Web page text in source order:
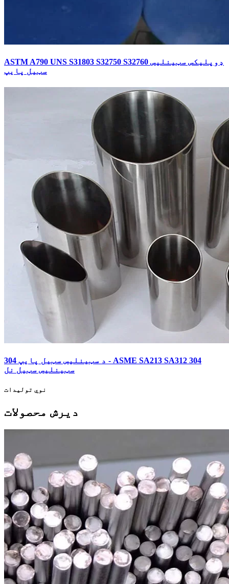
ASTM A790 UNS S31803 S32750 S32760 ډوپلیکس سټینلیس
سټیل پایپ
304 د سټینلیس سټیل پایپ - ASME SA213 SA312 304
سټینلیس سټیل نل
نوي تولیدات
دیرش محصولات